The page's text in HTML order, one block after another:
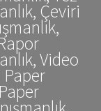
Çeviri
Video
Paper